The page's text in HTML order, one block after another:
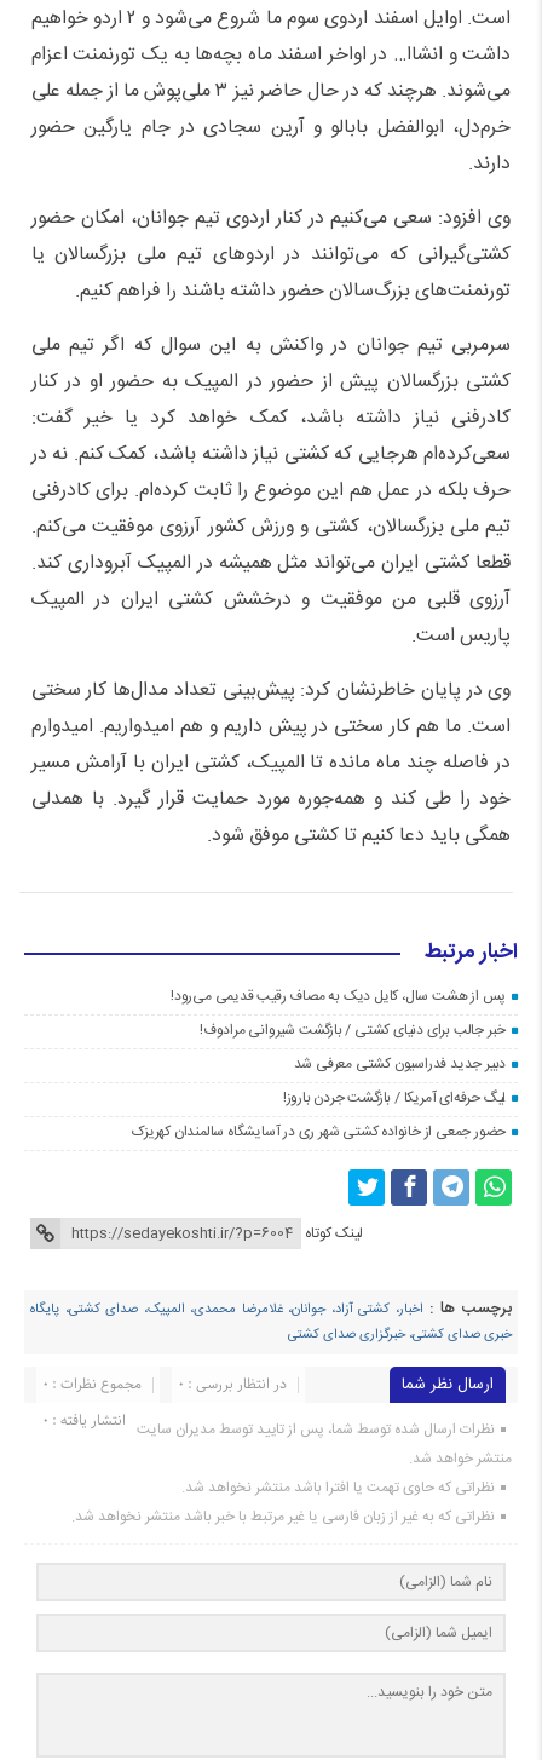
است. اوایل اسفند اردوی سوم ما شروع می‌شود و ۲ اردو خواهیم
داشت و انشاا… در اواخر اسفند ماه بچه‌ها به یک تورنمنت اعزام
می‌شوند. هرچند که در حال حاضر نیز ۳ ملی‌پوش ما از جمله علی
خرم‌دل، ابوالفضل بابالو و آرین سجادی در جام یارگین حضور
دارند.
وی افزود: سعی می‌کنیم در کنار اردوی تیم جوانان، امکان حضور
کشتی‌گیرانی که می‌توانند در اردوهای تیم ملی بزرگسالان یا
تورنمنت‌های بزرگ‌سالان حضور داشته باشند را فراهم کنیم.
سرمربی تیم جوانان در واکنش به این سوال که اگر تیم ملی
کشتی بزرگسالان پیش از حضور در المپیک به حضور او در کنار
کادرفنی نیاز داشته باشد، کمک خواهد کرد یا خیر گفت:
سعی‌کرده‌ام هرجایی که کشتی نیاز داشته باشد، کمک کنم. نه در
حرف بلکه در عمل هم این موضوع را ثابت کرده‌ام. برای کادرفنی
تیم ملی بزرگسالان، کشتی و ورزش کشور آرزوی موفقیت می‌کنم.
قطعا کشتی ایران می‌تواند مثل همیشه در المپیک آبروداری کند.
آرزوی قلبی من موفقیت و درخشش کشتی ایران در المپیک
پاریس است.
وی در پایان خاطرنشان کرد: پیش‌بینی تعداد مدال‌ها کار سختی
است. ما هم کار سختی در پیش داریم و هم امیدواریم. امیدوارم
در فاصله چند ماه مانده تا المپیک، کشتی ایران با آرامش مسیر
خود را طی کند و همه‌جوره مورد حمایت قرار گیرد. با همدلی
همگی باید دعا کنیم تا کشتی موفق شود.
اخبار مرتبط
پس از هشت سال، کایل دیک به مصاف رقیب قدیمی می‌رود!
خبر جالب برای دنیای کشتی / بازگشت شیروانی مرادوف!
دبیر جدید فدراسیون کشتی معرفی شد
لیگ حرفه‌ای آمریکا / بازگشت جردن باروز!
حضور جمعی از خانواده کشتی شهر ری در آسایشگاه سالمندان کهریزک
لینک کوتاه
برچسب ها : اخبار، کشتی آزاد، جوانان، غلامرضا محمدی، المپیک، صدای کشتی، پایگاه
خبری صدای کشتی، خبرگزاری صدای کشتی
ارسال نظر شما مجموع نظرات : 0
در انتظار بررسی : 0
انتشار یافته : ۰ نظرات ارسال شده توسط شما، پس از تایید توسط مدیران سایت
منتشر خواهد شد.
نظراتی که حاوی تهمت یا افترا باشد منتشر نخواهد شد.
نظراتی که به غیر از زبان فارسی یا غیر مرتبط با خبر باشد منتشر نخواهد شد.